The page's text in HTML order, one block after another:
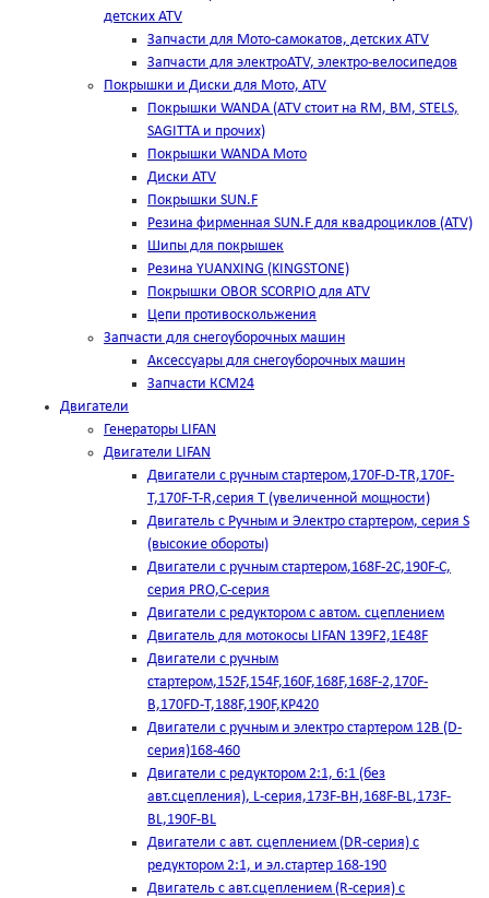
детских ATV
Запчасти для Мото-самокатов, детских ATV
Запчасти для электроATV, электро-велосипедов
Покрышки и Диски для Мото, ATV
Покрышки WANDA (АТV стоит на RM, BM, STELS,
SAGITTA и прочих)
Покрышки WANDA Мото
Диски ATV
Покрышки SUN.F
Резина фирменная SUN.F для квадроциклов (АТV)
Шипы для покрышек
Резина YUANXING (KINGSTONE)
Покрышки OBOR SCORPIO для ATV
Цепи противоскольжения
Запчасти для снегоуборочных машин
Аксессуары для снегоуборочных машин
Запчасти КСМ24
Двигатели
Генераторы LIFAN
Двигатели LIFAN
Двигатели с ручным стартером,170F-D-TR,170F-
T,170F-T-R,серия Т (увеличенной мощности)
Двигатель с Ручным и Электро стартером, серия S
(высокие обороты)
Двигатели с ручным стартером,168F-2C,190F-C,
серия PRO,C-серия
Двигатели с редуктором с автом. сцеплением
Двигатель для мотокосы LIFAN 139F2,1E48F
Двигатели с ручным
стартером,152F,154F,160F,168F,168F-2,170F-
B,170FD-T,188F,190F,KP420
Двигатели с ручным и электро стартером 12В (D-
серия)168-460
Двигатели с редуктором 2:1, 6:1 (без
авт.сцепления), L-серия,173F-BH,168F-BL,173F-
BL,190F-BL
Двигатели с авт. сцеплением (DR-серия) с
редуктором 2:1, и эл.стартер 168-190
Двигатель с авт.сцеплением (R-серия) с